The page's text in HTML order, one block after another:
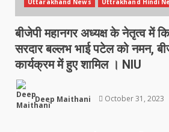
बीजेपी महानगर अध्यक्ष के नेतृत्व में
सरदार बल्लभ भाई पटेल को नमन,
कार्यक्रम में हुए शामिल । NIU
Deep Maithani October 31, 2023